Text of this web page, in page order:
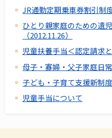
JR通勤定期乗車券割引制
ひとり親家庭のための遺
（2012.11.26）
児童扶養手当＜認定請求
母子・寡婦・父子家庭日
子ども・子育て支援新制
児童手当について